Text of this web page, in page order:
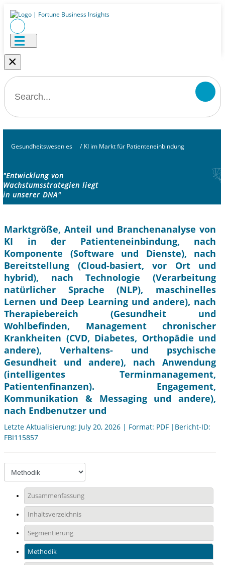
×
Gesundheitswesen es / KI im Markt für Patienteneinbindung
"Entwicklung von
Wachstumsstrategien liegt
in unserer DNA"
Marktgröße, Anteil und Branchenanalyse von
KI in der Patienteneinbindung, nach
Komponente (Software und Dienste), nach
Bereitstellung (Cloud-basiert, vor Ort und
hybrid), nach Technologie (Verarbeitung
natürlicher Sprache (NLP), maschinelles
Lernen und Deep Learning und andere), nach
Therapiebereich (Gesundheit und
Wohlbefinden, Management chronischer
Krankheiten (CVD, Diabetes, Orthopädie und
andere), Verhaltens- und psychische
Gesundheit und andere), nach Anwendung
(intelligentes Terminmanagement,
Patientenfinanzen). Engagement,
Kommunikation & Messaging und andere),
nach Endbenutzer und
Letzte Aktualisierung: July 20, 2026 | Format: PDF |Bericht-ID:
FBI115857
Zusammenfassung
Inhaltsverzeichnis
Segmentierung
Methodik